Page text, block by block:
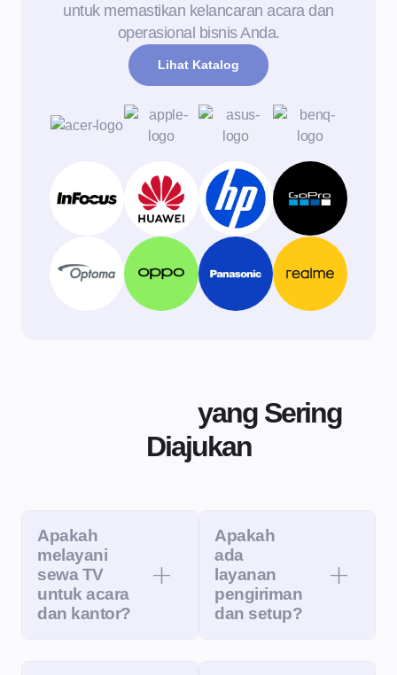
untuk memastikan kelancaran acara dan
operasional bisnis Anda.
Lihat Katalog
yang Sering
Diajukan
Apakah
melayani
sewa TV
untuk acara
dan kantor?
Apakah
ada
layanan
pengiriman
dan setup?